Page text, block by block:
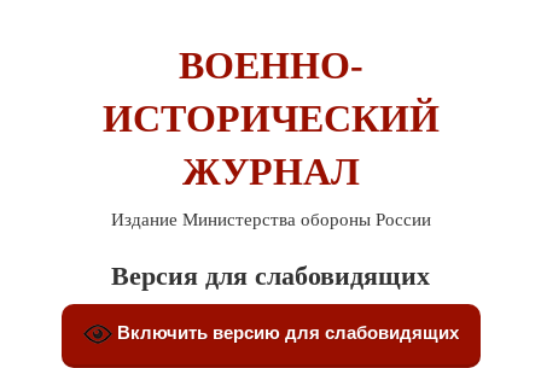
ВОЕННО-
ИСТОРИЧЕСКИЙ
ЖУРНАЛ
Издание Министерства обороны России
Версия для слабовидящих
Включить версию для слабовидящих